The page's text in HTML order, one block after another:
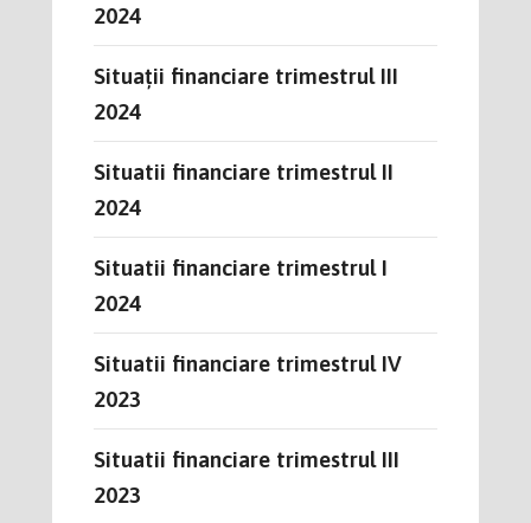
2024
Situații financiare trimestrul III
2024
Situatii financiare trimestrul II
2024
Situatii financiare trimestrul I
2024
Situatii financiare trimestrul IV
2023
Situatii financiare trimestrul III
2023